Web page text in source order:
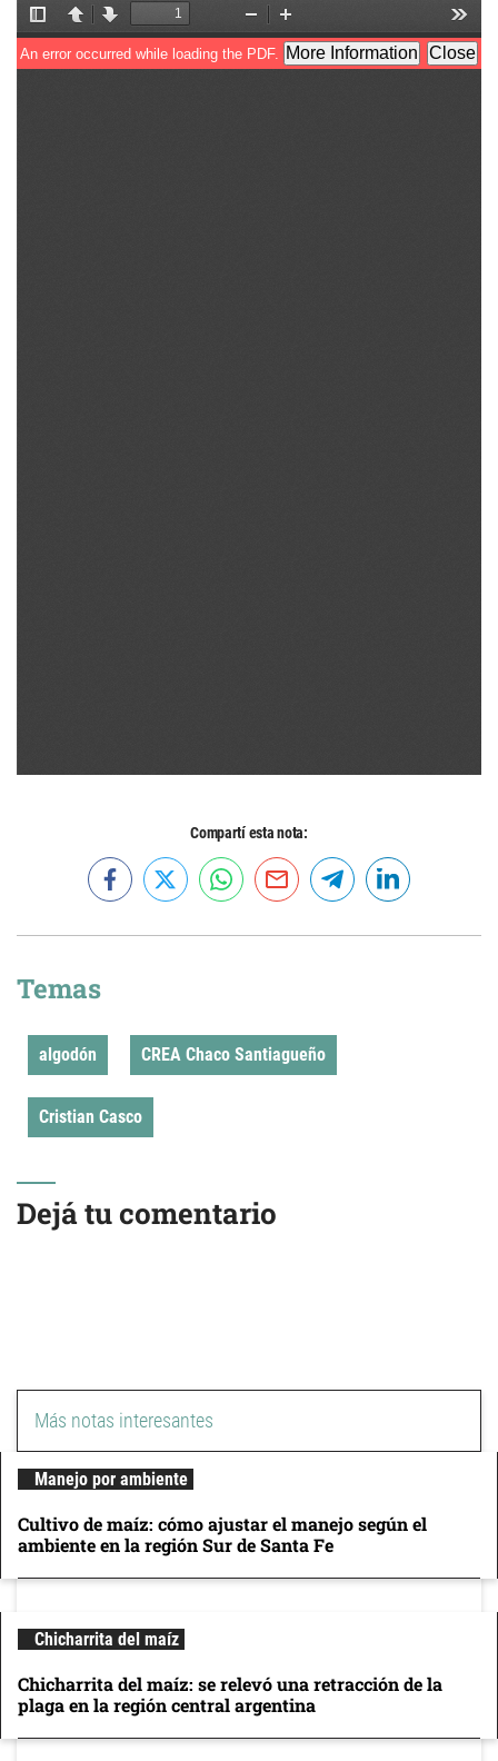
Compartí esta nota:
Temas
algodón CREA Chaco Santiagueño
Cristian Casco
Dejá tu comentario
Más notas interesantes
Manejo por ambiente
Cultivo de maíz: cómo ajustar el manejo según el
ambiente en la región Sur de Santa Fe
Chicharrita del maíz
Chicharrita del maíz: se relevó una retracción de la
plaga en la región central argentina